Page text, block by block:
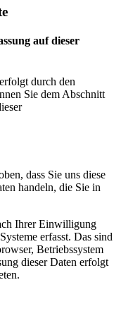
auf dieser
durch den
Sie dem Abschnitt
dass Sie uns diese
handeln, die Sie in
Ihrer Einwilligung
erfasst. Das sind
Betriebssystem
dieser Daten erfolgt